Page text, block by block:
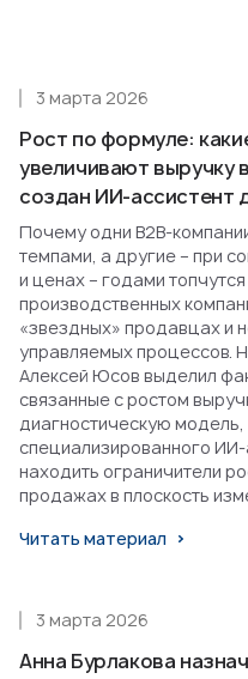
Рост по формуле:
увеличивают выручку
создан ИИ-ассистент
3 марта 2026
Почему одни B2B-
темпами, а другие – при
и ценах – годами
производственных
«звездных» продавцах и
управляемых процессов.
Алексей Юсов выделил
связанные с ростом
диагностическую модель,
специализированного
находить ограничители
продажах в плоскость
Читать материал
Анна Бурлакова
3 марта 2026